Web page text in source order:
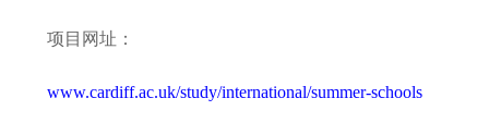
项目网址：
www.cardiff.ac.uk/study/international/summer-schools